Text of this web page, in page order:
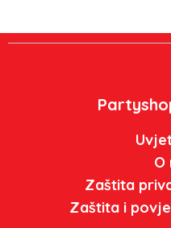
O
Zaštita
Zaštita i